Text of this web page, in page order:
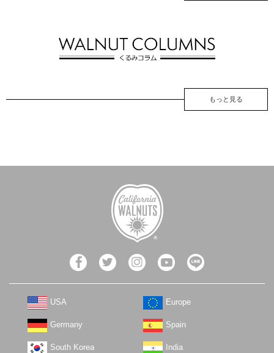
もっと見る
USA Europe
Germany Spain
South Korea India